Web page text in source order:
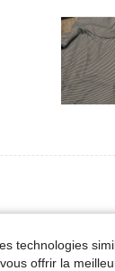
technologies
offrir la